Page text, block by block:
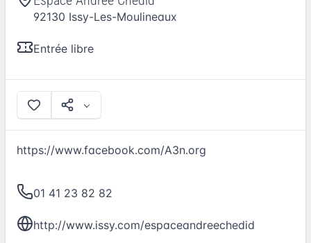
92130 Issy-Les-Moulineaux
Entrée libre
https://www.facebook.com/A3n.org
01 41 23 82 82
http://www.issy.com/espaceandreechedid